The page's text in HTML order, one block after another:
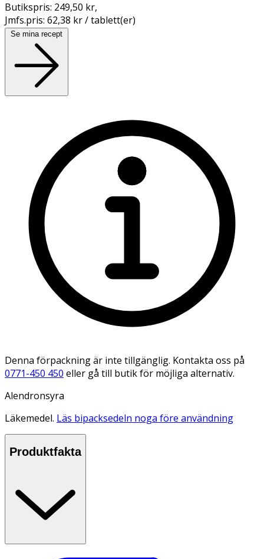
Butikspris: 249,50 kr,
Jmfs.pris: 62,38 kr / tablett(er)
Se mina recept
Denna förpackning är inte tillgänglig. Kontakta oss på
0771-450 450 eller gå till butik för möjliga alternativ.
Alendronsyra
Läkemedel. Läs bipacksedeln noga före användning
Produktfakta